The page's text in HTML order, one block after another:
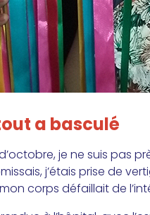
a basculé
je ne suis pas
j’étais prise de
corps défaillait de